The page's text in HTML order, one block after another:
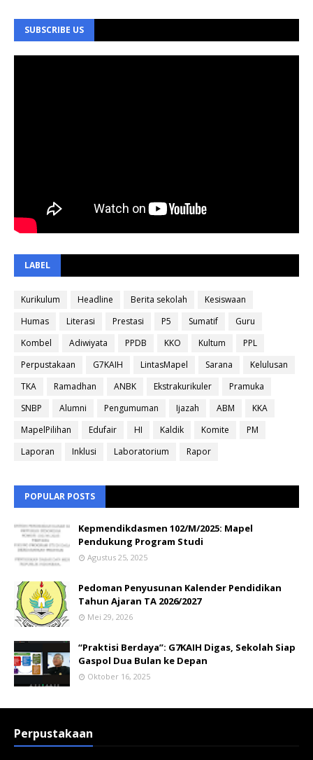
SUBSCRIBE US
LABEL
Kurikulum Headline Berita sekolah
Kesiswaan
Humas
Literasi Prestasi P5 Sumatif
Guru
Kombel
Adiwiyata PPDB KKO Kultum
PPL
Perpustakaan
G7KAIH LintasMapel Sarana
Kelulusan
TKA
Ramadhan ANBK Ekstrakurikuler
Pramuka
SNBP
Alumni Pengumuman Ijazah ABM
KKA
MapelPilihan
Edufair HI Kaldik Komite
PM
Laporan
Inklusi Laboratorium Rapor
POPULAR POSTS
Kepmendikdasmen 102/M/2025: Mapel
Pendukung Program Studi
Agustus 25, 2025
Pedoman Penyusunan Kalender Pendidikan
Tahun Ajaran TA 2026/2027
Mei 29, 2026
“Praktisi Berdaya”: G7KAIH Digas, Sekolah Siap
Gaspol Dua Bulan ke Depan
Oktober 16, 2025
Perpustakaan